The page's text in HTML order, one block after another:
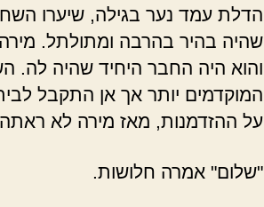
הדלת עמד נער בגילה, שיערו
שהיה בהיר בהרבה ומתולתל.
והוא היה החבר היחיד שהיה לה.
המוקדמים יותר אך אן התקבל
על ההזדמנות, מאז מירה לא ראתה
"שלום" אמרה חלושות.